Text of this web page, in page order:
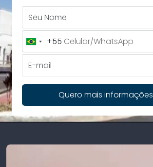
Brazil
+55
+55
Quero mais informações